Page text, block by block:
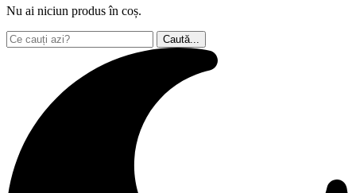
Nu ai niciun produs în coș.